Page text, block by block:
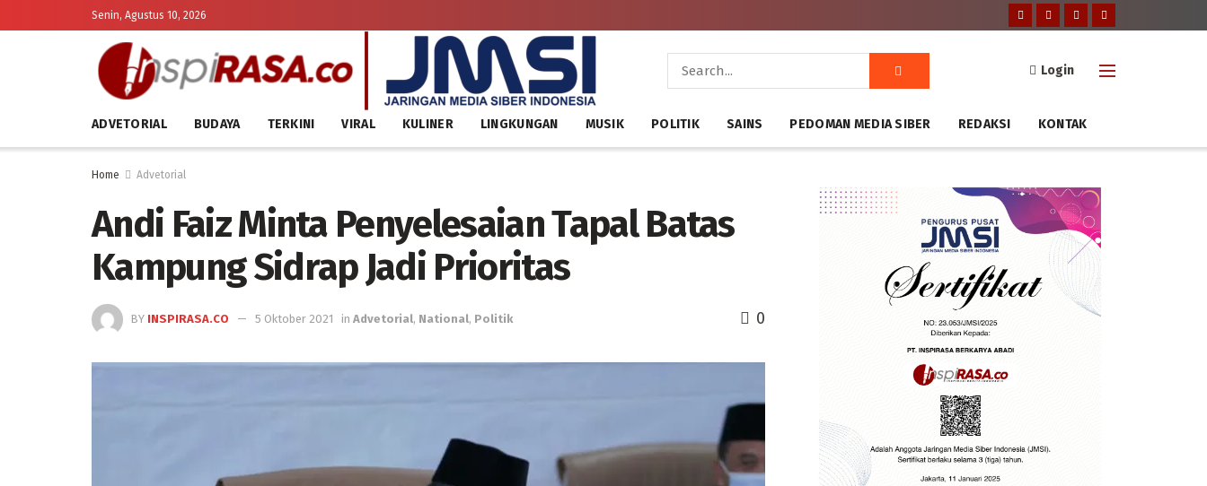
Senin, Agustus 10, 2026
Login
ADVETORIAL BUDAYA TERKINI VIRAL KULINER LINGKUNGAN MUSIK POLITIK SAINS PEDOMAN MEDIA SIBER REDAKSI KONTAK
Home Advetorial
Andi Faiz Minta Penyelesaian Tapal Batas
Kampung Sidrap Jadi Prioritas
BY INSPIRASA.CO 5 Oktober 2021 in Advetorial, National, Politik 0